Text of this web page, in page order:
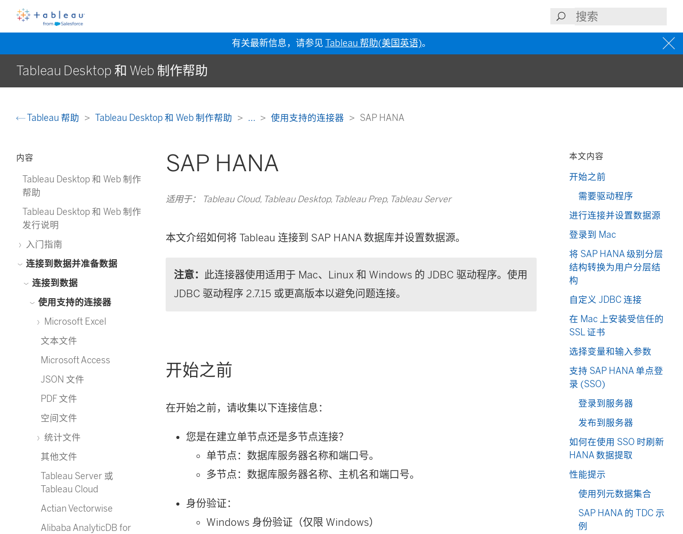
有关最新信息，请参见 Tableau 帮助(美国英语)。
Tableau Desktop 和 Web 制作帮助
Tableau 帮助 Tableau Desktop 和 Web 制作帮助 ... 使用支持的连接器 SAP HANA
内容
Tableau Desktop 和 Web 制作
帮助
Tableau Desktop 和 Web 制作
发行说明
入门指南
连接到数据并准备数据
连接到数据
使用支持的连接器
Microsoft Excel
文本文件
Microsoft Access
JSON 文件
PDF 文件
空间文件
统计文件
其他文件
Tableau Server 或
Tableau Cloud
Actian Vectorwise
Alibaba AnalyticDB for
SAP HANA
适用于： Tableau Cloud, Tableau Desktop, Tableau Prep, Tableau Server
本文介绍如何将 Tableau 连接到 SAP HANA 数据库并设置数据源。
注意： 此连接器使用适用于 Mac、Linux 和 Windows 的 JDBC 驱动程序。使用
JDBC 驱动程序 2.7.15 或更高版本以避免问题连接。
开始之前
在开始之前，请收集以下连接信息：
您是在建立单节点还是多节点连接？
单节点：数据库服务器名称和端口号。
多节点：数据库服务器名称、主机名和端口号。
身份验证：
Windows 身份验证（仅限 Windows）
本文内容
开始之前
需要驱动程序
进行连接并设置数据源
登录到 Mac
将 SAP HANA 级别分层
结构转换为用户分层结
构
自定义 JDBC 连接
在 Mac 上安装受信任的
SSL 证书
选择变量和输入参数
支持 SAP HANA 单点登
录 (SSO)
登录到服务器
发布到服务器
如何在使用 SSO 时刷新
HANA 数据提取
性能提示
使用列元数据集合
SAP HANA 的 TDC 示
例